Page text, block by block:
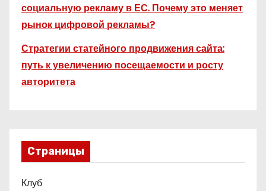
социальную рекламу в ЕС. Почему это меняет
рынок цифровой рекламы?
Стратегии статейного продвижения сайта:
путь к увеличению посещаемости и росту
авторитета
Страницы
Клуб